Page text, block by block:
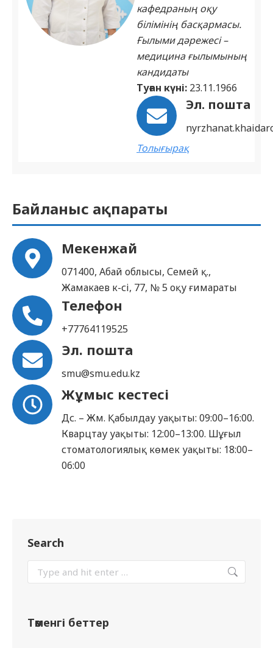
кафедраның оқу
білімінің басқармасы.
Ғылыми дәрежесі –
медицина ғылымының
кандидаты
Туған күні: 23.11.1966
Эл. пошта
Толығырақ
Байланыс ақпараты
Мекенжай
071400, Абай облысы, Семей қ.,
Жамакаев к-сі, 77, № 5 оқу ғимараты
Телефон
+77764119525
Эл. пошта
smu@smu.edu.kz
Жұмыс кестесі
Дс. – Жм. Қабылдау уақыты: 09:00–16:00.
Кварцтау уақыты: 12:00–13:00. Шұғыл
стоматологиялық көмек уақыты: 18:00–
06:00
Search
Төменгі беттер